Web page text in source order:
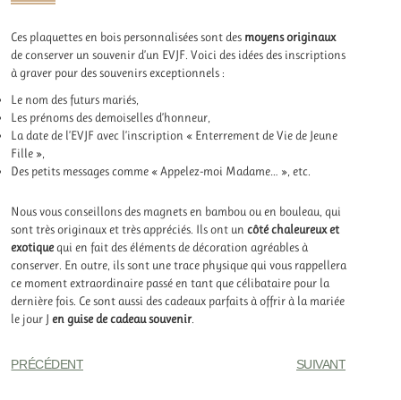
Ces plaquettes en bois personnalisées sont des moyens originaux
de conserver un souvenir d’un EVJF. Voici des idées des inscriptions
à graver pour des souvenirs exceptionnels :
Le nom des futurs mariés,
Les prénoms des demoiselles d’honneur,
La date de l’EVJF avec l’inscription « Enterrement de Vie de Jeune
Fille »,
Des petits messages comme « Appelez-moi Madame… », etc.
Nous vous conseillons des magnets en bambou ou en bouleau, qui
sont très originaux et très appréciés. Ils ont uncôté chaleureux et
exotiquequi en fait des éléments de décoration agréables à
conserver. En outre, ils sont une trace physique qui vous rappellera
ce moment extraordinaire passé en tant que célibataire pour la
dernière fois. Ce sont aussi des cadeaux parfaits à offrir à la mariée
le jour Jen guise de cadeau souvenir.
PRÉCÉDENT SUIVANT